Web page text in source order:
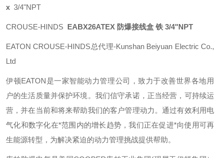
x 3/4"NPT
CROUSE-HINDS EABX26ATEX 防爆接线盒 铁 3/4"NPT
EATON CROUSE-HINDS总代理-Kunshan Beiyuan Electric Co.,
Ltd
伊顿EATON是一家智能动力管理公司，致力于改善世界各地用
户的生活质量并保护环境。我们信守承诺，正当经营，可持续运
营，并在当前和将来帮助我们的客户管理动力。通过有效利用电
气化和数字化在*范围内的增长趋势，我们正在促进*向使用可再
生能源转型，为解决紧迫的动力管理挑战提供帮助。